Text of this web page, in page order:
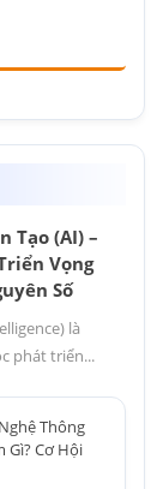
Tạo (AI) –
Vọng
Số
là
phát triển...
Thông
Gì? Cơ Hội